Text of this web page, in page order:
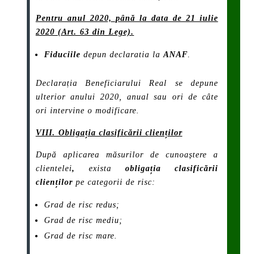
Pentru anul 2020, până la data de 21 iulie
2020 (Art. 63 din Lege).
Fiduciile depun declaratia la ANAF
Declarația Beneficiarului Real se depune
ulterior anului 2020, anual sau ori de câte
ori intervine o modificare.
VIII. Obligația clasificării clienților
După aplicarea măsurilor de cunoaștere a
clientelei, exista obligația clasificării
cliențilorpe categorii de risc:
Grad de risc redus;
Grad de risc mediu;
Grad de risc mare.